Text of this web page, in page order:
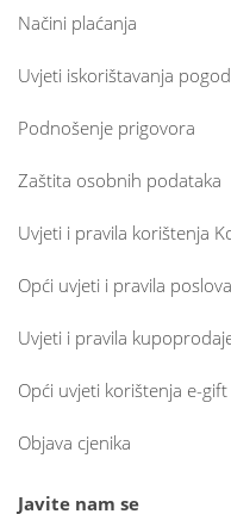
Načini plaćanja
Uvjeti iskorištavanja
Podnošenje prigovora
Zaštita osobnih podataka
Uvjeti i pravila korištenja
Opći uvjeti i pravila
Uvjeti i pravila
Opći uvjeti korištenja e-
Objava cjenika
Javite nam se